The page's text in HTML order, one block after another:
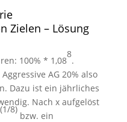
Zielen – Lösung
100% * 1,08
8
.
AG 20% also
Dazu ist ein jährliches
Nach x aufgelöst
(1/8)
bzw. ein